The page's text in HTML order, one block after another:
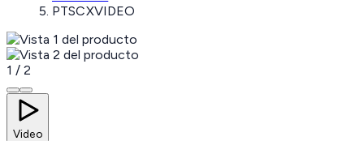
PTSCXVIDEO
1 / 2
Video